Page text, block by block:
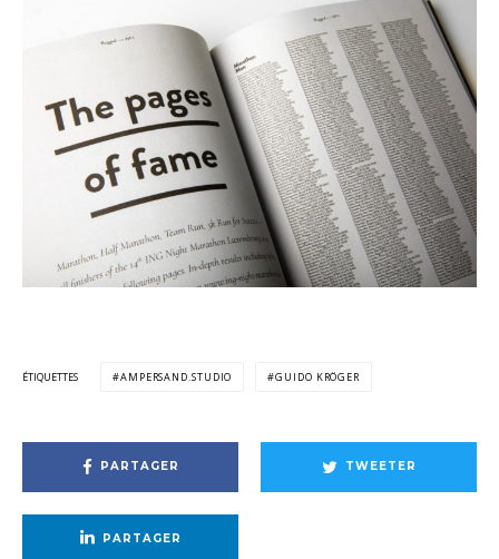
ÉTIQUETTES AMPERSAND.STUDIO GUIDO KRÖGER
PARTAGER TWEETER
PARTAGER